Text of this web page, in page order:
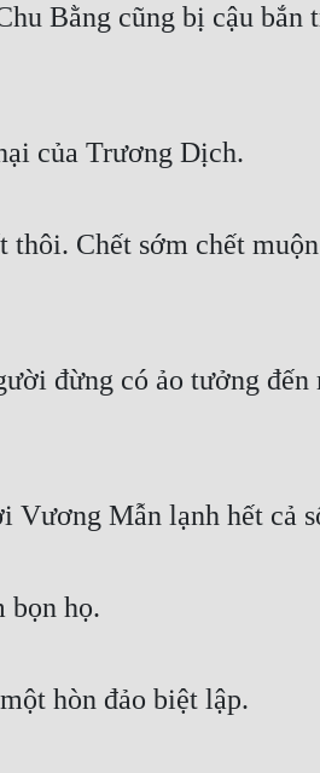
Bằng cũng bị cậu bắn
của Trương Dịch.
Chết sớm chết
đừng có ảo tưởng đến
Vương Mẫn lạnh hết cả
bọn họ.
hòn đảo biệt lập.